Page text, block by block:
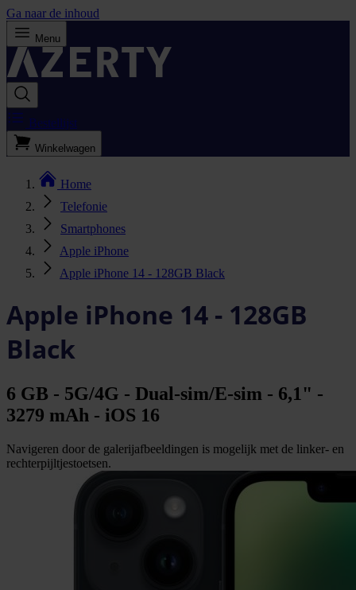
Ga naar de inhoud
Menu
Bestellijst
Winkelwagen
Home
Telefonie
Smartphones
Apple iPhone
Apple iPhone 14 - 128GB Black
Apple iPhone 14 - 128GB
Black
6 GB - 5G/4G - Dual-sim/E-sim - 6,1" -
3279 mAh - iOS 16
Navigeren door de galerijafbeeldingen is mogelijk met de linker- en
rechterpijltjestoetsen.